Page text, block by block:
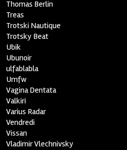
Thomas Berlin
Treas
Trotski Nautique
Trotsky Beat
Ubik
Ubunoir
ulfablabla
Umfw
Vagina Dentata
Valkiri
Varius Radar
Vendredi
Vissan
Vladimir Vlechnivsky